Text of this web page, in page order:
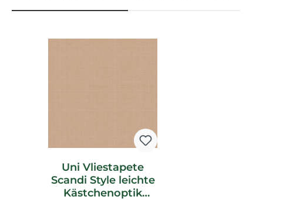
Uni Vliestapete
Scandi Style leichte
Kästchenoptik